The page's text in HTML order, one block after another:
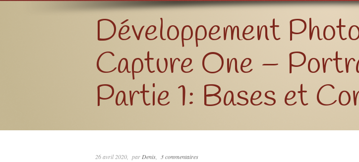
Développement
Capture One –
Partie 1: Bases et
26 avril 2020 par Denis 3 commentaires